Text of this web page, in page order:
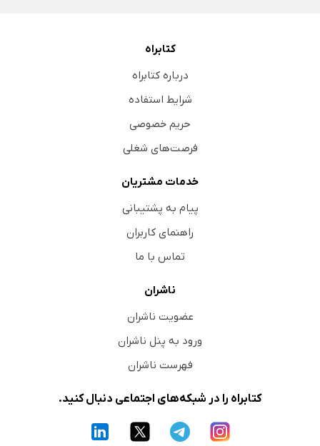
کتابراه
درباره کتابراه
شرایط استفاده
حریم خصوصی
فرصت‌های شغلی
خدمات مشتریان
پیام به پشتیبانی
راهنمای کاربران
تماس با ما
ناشران
عضویت ناشران
ورود به پنل ناشران
فهرست ناشران
کتابراه را در شبکه‌های اجتماعی دنبال کنید.